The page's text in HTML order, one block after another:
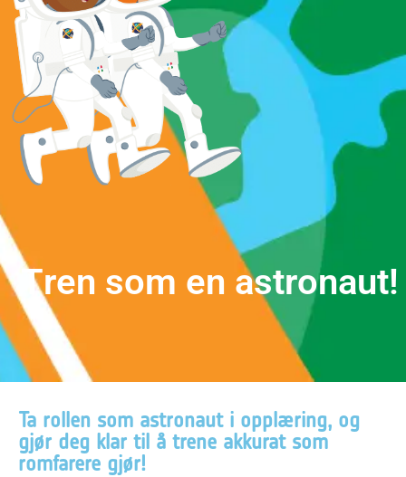
Tren som en astronaut!
Ta rollen som astronaut i opplæring, og
gjør deg klar til å trene akkurat som
romfarere gjør!